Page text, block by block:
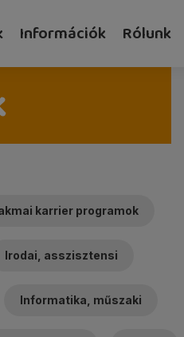
Információk Rólunk
karrier programok
Irodai, asszisztensi
Informatika, műszaki